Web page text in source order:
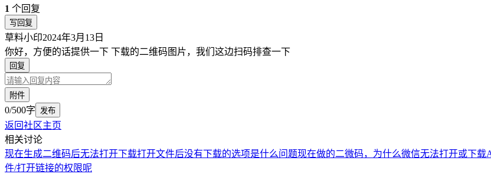
1 个回复
写回复
草料小印2024年3月13日
你好，方便的话提供一下 下载的二维码图片，我们这边扫码排查一下
回复
附件
0/500字 发布
返回社区主页
相关讨论
现在生成二维码后无法打开下载打开文件后没有下载的选项是什么问题现在做的二微码，为什么微信无法打开或下载
件/打开链接的权限呢